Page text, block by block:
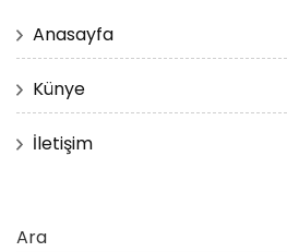
Anasayfa
Künye
İletişim
Ara